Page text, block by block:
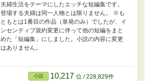
夫婦生活をテーマにしたエッチな短編集です。
登場する夫婦は同一人物とは限りません。 ※も
ともとは1番目の作品（単発のみ）でしたが、イ
ンセンティブ規約変更に伴って他の短編をまと
めた「短編集」にしました。小説の内容に変更
はありません。
小説 10,217 位 / 228,829件